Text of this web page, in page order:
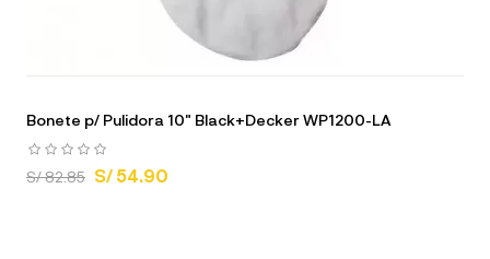
Bonete p/ Pulidora 10" Black+Decker WP1200-LA
S/ 82.85 S/ 54.90